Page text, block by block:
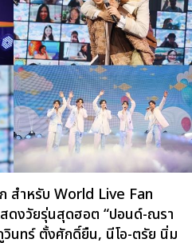
สำหรับ World Live Fan
ดงวัยรุ่นสุดฮอต “ปอนด์-ณรา
นทร์ ตั้งศักดิ์ยืน, นีโอ-ตรัย นิ่ม